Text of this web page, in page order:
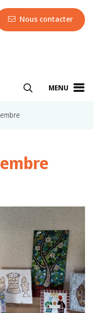
Nous contacter
MENU